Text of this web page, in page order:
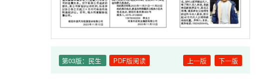
第03版：民生 PDF版阅读 上一版 下一版